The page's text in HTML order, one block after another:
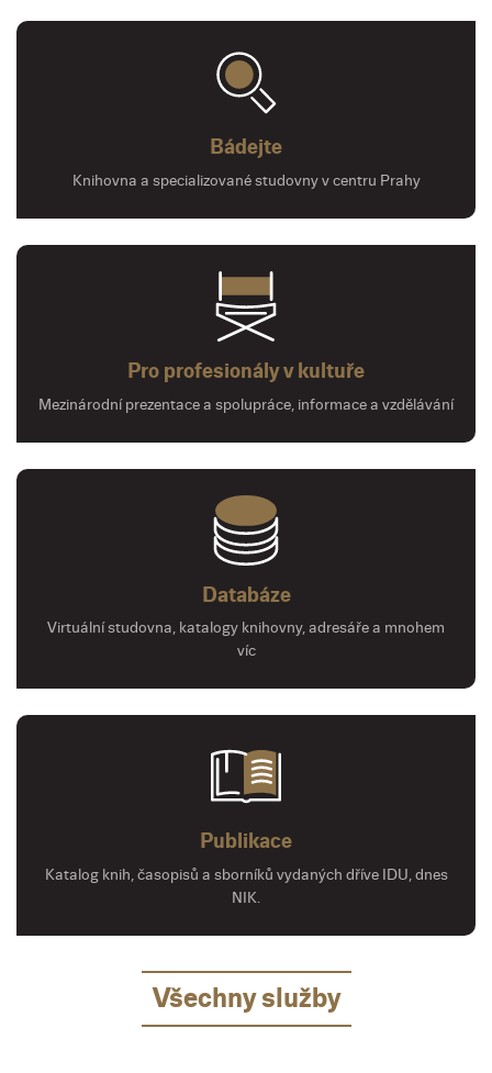
Bádejte
Knihovna a specializované studovny v centru Prahy
Pro profesionály v kultuře
Mezinárodní prezentace a spolupráce, informace a vzdělávání
Databáze
Virtuální studovna, katalogy knihovny, adresáře a mnohem
víc
Publikace
Katalog knih, časopisů a sborníků vydaných dříve IDU, dnes
NIK.
Všechny služby